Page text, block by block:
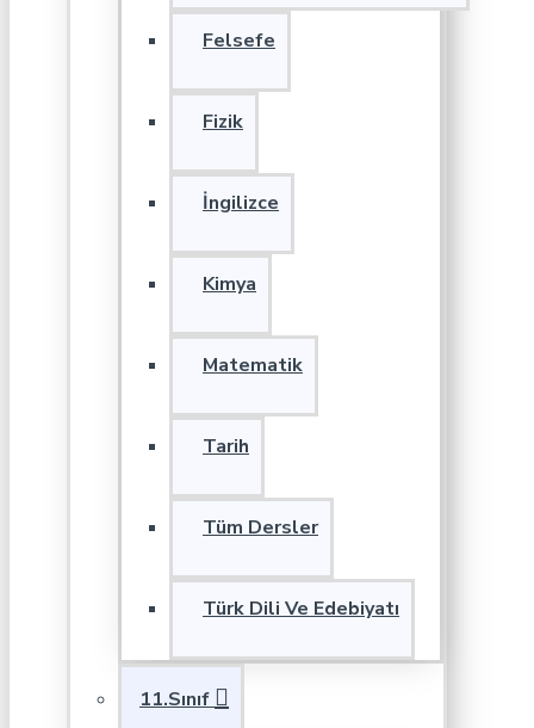
Felsefe
Fizik
İngilizce
Kimya
Matematik
Tarih
Tüm Dersler
Türk Dili Ve Edebiyatı
11.Sınıf